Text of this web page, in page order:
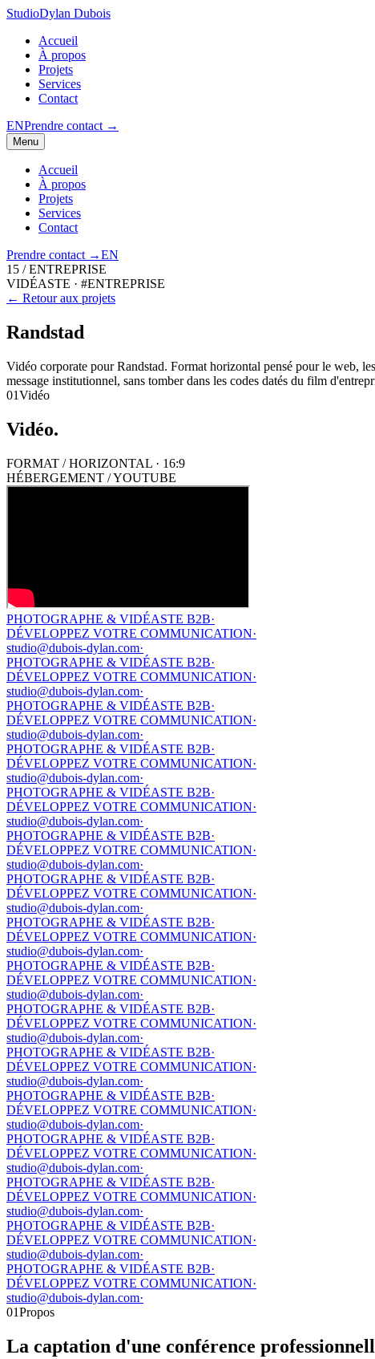
StudioDylan Dubois
Accueil
À propos
Projets
Services
Contact
ENPrendre contact →
Menu
Accueil
À propos
Projets
Services
Contact
Prendre contact →EN
15 /ENTREPRISE
VIDÉASTE · #ENTREPRISE
← Retour aux projets
Randstad
Vidéo corporate pour Randstad. Format horizontal pensé pour le web,
message institutionnel, sans tomber dans les codes datés du film
01Vidéo
Vidéo.
FORMAT /HORIZONTAL · 16:9
HÉBERGEMENT / YOUTUBE
PHOTOGRAPHE & VIDÉASTE B2B·
DÉVELOPPEZ VOTRE COMMUNICATION·
studio@dubois-dylan.com·
PHOTOGRAPHE & VIDÉASTE B2B·
DÉVELOPPEZ VOTRE COMMUNICATION·
studio@dubois-dylan.com·
PHOTOGRAPHE & VIDÉASTE B2B·
DÉVELOPPEZ VOTRE COMMUNICATION·
studio@dubois-dylan.com·
PHOTOGRAPHE & VIDÉASTE B2B·
DÉVELOPPEZ VOTRE COMMUNICATION·
studio@dubois-dylan.com·
PHOTOGRAPHE & VIDÉASTE B2B·
DÉVELOPPEZ VOTRE COMMUNICATION·
studio@dubois-dylan.com·
PHOTOGRAPHE & VIDÉASTE B2B·
DÉVELOPPEZ VOTRE COMMUNICATION·
studio@dubois-dylan.com·
PHOTOGRAPHE & VIDÉASTE B2B·
DÉVELOPPEZ VOTRE COMMUNICATION·
studio@dubois-dylan.com·
PHOTOGRAPHE & VIDÉASTE B2B·
DÉVELOPPEZ VOTRE COMMUNICATION·
studio@dubois-dylan.com·
PHOTOGRAPHE & VIDÉASTE B2B·
DÉVELOPPEZ VOTRE COMMUNICATION·
studio@dubois-dylan.com·
PHOTOGRAPHE & VIDÉASTE B2B·
DÉVELOPPEZ VOTRE COMMUNICATION·
studio@dubois-dylan.com·
PHOTOGRAPHE & VIDÉASTE B2B·
DÉVELOPPEZ VOTRE COMMUNICATION·
studio@dubois-dylan.com·
PHOTOGRAPHE & VIDÉASTE B2B·
DÉVELOPPEZ VOTRE COMMUNICATION·
studio@dubois-dylan.com·
PHOTOGRAPHE & VIDÉASTE B2B·
DÉVELOPPEZ VOTRE COMMUNICATION·
studio@dubois-dylan.com·
PHOTOGRAPHE & VIDÉASTE B2B·
DÉVELOPPEZ VOTRE COMMUNICATION·
studio@dubois-dylan.com·
PHOTOGRAPHE & VIDÉASTE B2B·
DÉVELOPPEZ VOTRE COMMUNICATION·
studio@dubois-dylan.com·
PHOTOGRAPHE & VIDÉASTE B2B·
DÉVELOPPEZ VOTRE COMMUNICATION·
studio@dubois-dylan.com·
01Propos
La captation d'une conférence